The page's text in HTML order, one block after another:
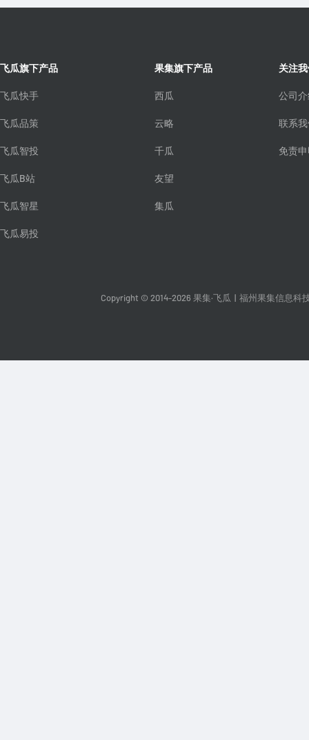
飞瓜旗下产品
飞瓜快手
飞瓜品策
飞瓜智投
飞瓜B站
飞瓜智星
飞瓜易投
果集旗下产品
西瓜
云略
千瓜
友望
集瓜
关注
公司
联系
免责
Copyright © 2014-2026 果集·飞瓜 福州果集信息科